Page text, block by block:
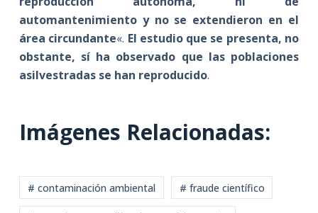
automantenimiento y no se extendieron en el
área circundante«. El estudio que se presenta, no
obstante, sí ha observado que las poblaciones
asilvestradas se han reproducido.
Imágenes Relacionadas:
# contaminación ambiental # fraude científico